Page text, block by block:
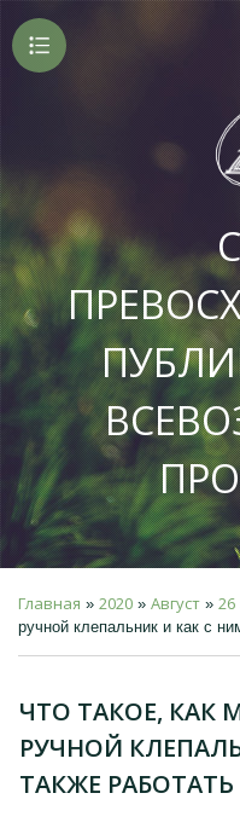
Главная » 2020 » Август » 26
ручной клепальник и как с
ЧТО ТАКОЕ, КАК
РУЧНОЙ
ТАКЖЕ РАБОТАТЬ